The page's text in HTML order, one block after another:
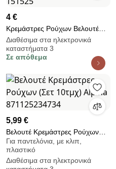
4 €
Κρεμάστρες Ρούχων Βελουτέ
(Σετ 8τμχ) F-V Velvet Hanger
Black 151525
Διαθέσιμα στα ηλεκτρονικά
καταστήματα 3
Σε απόθεμα
5,99 €
Βελουτέ Κρεμάστρες Ρούχων
(Σετ 10τμχ) Alpina
871125234734
Για παντελόνια, με κλιπ,
πλαστικό
Διαθέσιμα στα ηλεκτρονικά